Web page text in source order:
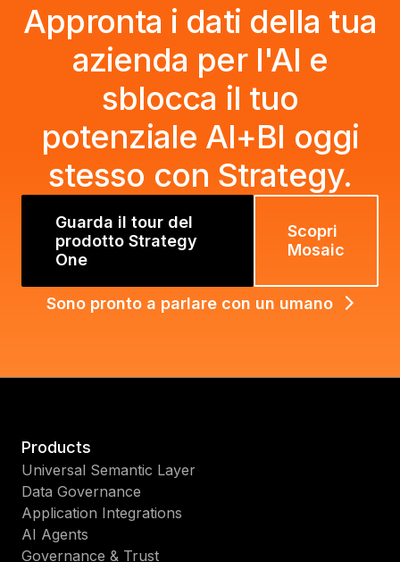
Appronta i dati della tua
azienda per l'AI e
sblocca il tuo
potenziale AI+BI oggi
stesso con Strategy.
Guarda il tour del
prodotto Strategy
One
Scopri
Mosaic
Sono pronto a parlare con un umano
Products
Universal Semantic Layer
Data Governance
Application Integrations
AI Agents
Governance & Trust